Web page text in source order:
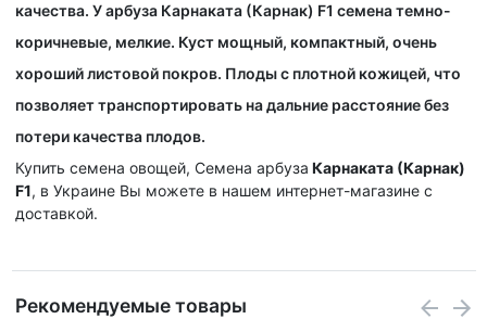
качества. У арбуза Карнаката (Карнак) F1 семена темно-
коричневые, мелкие. Куст мощный, компактный, очень
хороший листовой покров. Плоды с плотной кожицей, что
позволяет транспортировать на дальние расстояние без
потери качества плодов.
Купить семена овощей, Семена арбуза Карнаката (Карнак)
F1, в Украине Вы можете в нашем интернет-магазине с
доставкой.
Рекомендуемые товары